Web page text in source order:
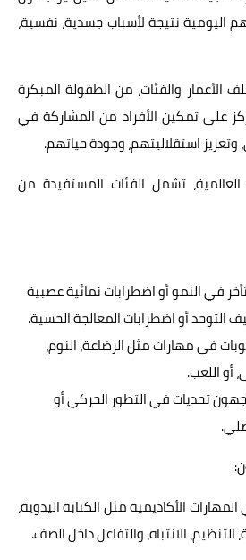
اليومية نتيجة لأسباب جسدية، نفسية،
الأعمار والفئات، من الطفولة المبكرة
على تمكين الأفراد من المشاركة في
استقلاليتهم، وجودة حياتهم.
العالمية، تشمل الفئات المستفيدة من
في النمو أو اضطرابات نمائية عصبية
التوحد أو اضطرابات المعالجة الحسية.
في مهارات مثل الرضاعة، النوم،
أو اللعب.
تحديات في التطور الحركي أو
الأكاديمية مثل الكتابة اليدوية،
الانتباه، والتفاعل داخل الصف.